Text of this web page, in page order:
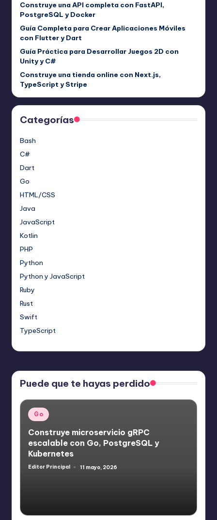
Construye una API completa con FastAPI,
PostgreSQL y Docker
Guía Completa para Crear Aplicaciones Móviles
con Flutter y Dart
Guía Práctica para Desarrollar Juegos 2D con
Unity y C#
Construye una tienda online con Next.js,
TypeScript y Stripe
Categorías
Bash
C#
Dart
Go
HTML/CSS
Java
JavaScript
Kotlin
PHP
Python
Python y JavaScript
Ruby
Rust
Swift
TypeScript
Puede que te hayas perdido
Publicado
en
Go
Construye microservicio gRPC
escalable con Go, PostgreSQL y
Kubernetes
Publicado
Editor Principal 11 mayo, 2026